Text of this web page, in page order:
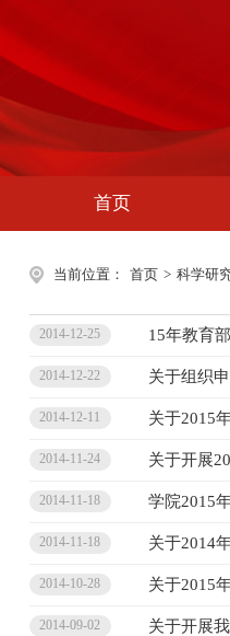
首页
当前位置： 首页 > 科学研
2014-12-25 15年教育
2014-12-22 关于组织
2014-12-11 关于2015
2014-11-24 关于开展
2014-11-18 学院2015
2014-11-18 关于2014
2014-10-28 关于2015
2014-09-02 关于开展